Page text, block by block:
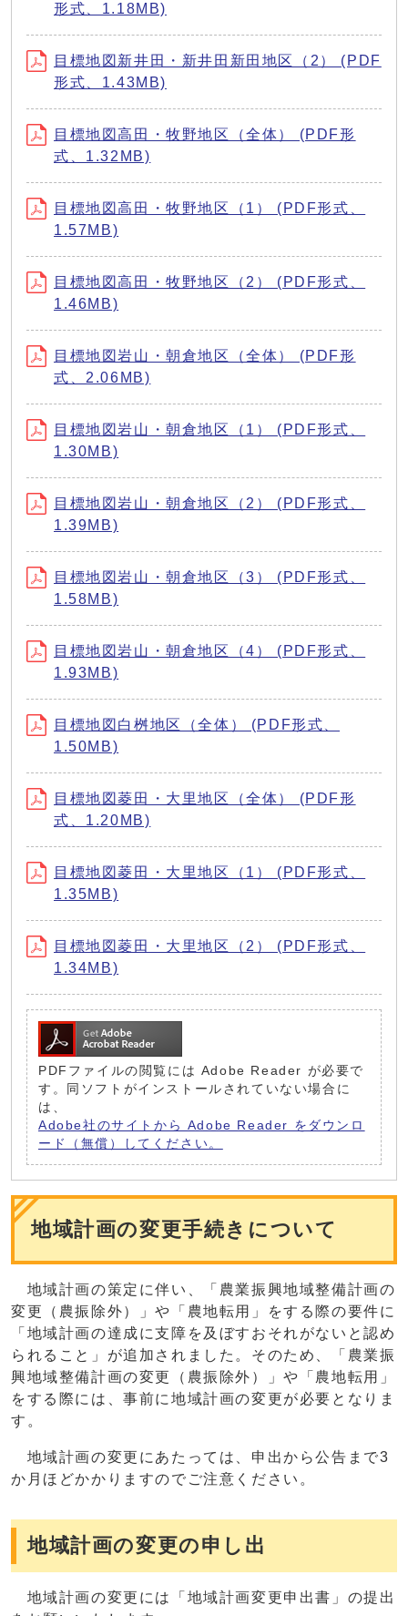
形式、1.18MB)
目標地図新井田・新井田新田地区（2） (PDF
形式、1.43MB)
目標地図高田・牧野地区（全体） (PDF形
式、1.32MB)
目標地図高田・牧野地区（1） (PDF形式、
1.57MB)
目標地図高田・牧野地区（2） (PDF形式、
1.46MB)
目標地図岩山・朝倉地区（全体） (PDF形
式、2.06MB)
目標地図岩山・朝倉地区（1） (PDF形式、
1.30MB)
目標地図岩山・朝倉地区（2） (PDF形式、
1.39MB)
目標地図岩山・朝倉地区（3） (PDF形式、
1.58MB)
目標地図岩山・朝倉地区（4） (PDF形式、
1.93MB)
目標地図白桝地区（全体） (PDF形式、
1.50MB)
目標地図菱田・大里地区（全体） (PDF形
式、1.20MB)
目標地図菱田・大里地区（1） (PDF形式、
1.35MB)
目標地図菱田・大里地区（2） (PDF形式、
1.34MB)
PDFファイルの閲覧には Adobe Reader が必要で
す。同ソフトがインストールされていない場合に
は、
Adobe社のサイトから Adobe Reader をダウンロ
ード（無償）してください。
地域計画の変更手続きについて
地域計画の策定に伴い、「農業振興地域整備計画の
変更（農振除外）」や「農地転用」をする際の要件に
「地域計画の達成に支障を及ぼすおそれがないと認め
られること」が追加されました。そのため、「農業振
興地域整備計画の変更（農振除外）」や「農地転用」
をする際には、事前に地域計画の変更が必要となりま
す。
地域計画の変更にあたっては、申出から公告まで3
か月ほどかかりますのでご注意ください。
地域計画の変更の申し出
地域計画の変更には「地域計画変更申出書」の提出